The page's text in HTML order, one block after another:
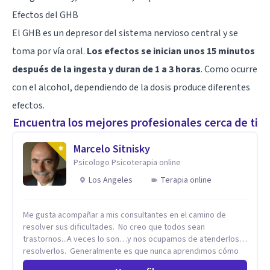
Efectos del GHB
El GHB es un depresor del sistema nervioso central y se
toma por vía oral. Los efectos se inician unos 15 minutos
después de la ingesta y duran de 1 a 3 horas. Como ocurre
con el alcohol, dependiendo de la dosis produce diferentes
efectos.
Encuentra los mejores profesionales cerca de ti
Marcelo Sitnisky
Psicologo Psicoterapia online
Los Angeles
Terapia online
Me gusta acompañar a mis consultantes en el camino de
resolver sus dificultades. No creo que todos sean
trastornos...A veces lo son…y nos ocupamos de atenderlos y
resolverlos. Generalmente es que nunca aprendimos cómo
se hace algo, como se resuelve una situación en la vida. No